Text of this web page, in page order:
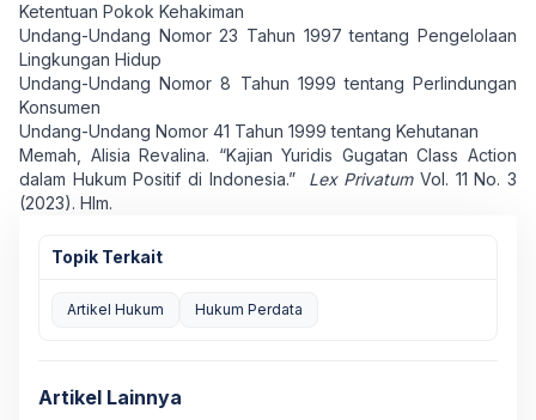
Ketentuan Pokok Kehakiman
Undang-Undang Nomor 23 Tahun 1997 tentang Pengelolaan
Lingkungan Hidup
Undang-Undang Nomor 8 Tahun 1999 tentang Perlindungan
Konsumen
Undang-Undang Nomor 41 Tahun 1999 tentang Kehutanan
Memah, Alisia Revalina. “Kajian Yuridis Gugatan Class Action
dalam Hukum Positif di Indonesia.” Lex PrivatumVol. 11 No. 3
(2023). Hlm.
Topik Terkait
Artikel Hukum Hukum Perdata
Artikel Lainnya